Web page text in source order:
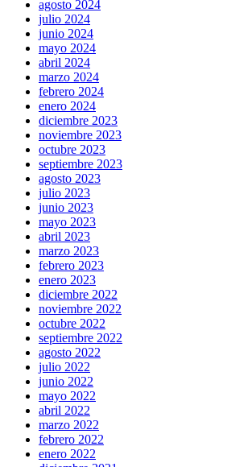
agosto 2024
julio 2024
junio 2024
mayo 2024
abril 2024
marzo 2024
febrero 2024
enero 2024
diciembre 2023
noviembre 2023
octubre 2023
septiembre 2023
agosto 2023
julio 2023
junio 2023
mayo 2023
abril 2023
marzo 2023
febrero 2023
enero 2023
diciembre 2022
noviembre 2022
octubre 2022
septiembre 2022
agosto 2022
julio 2022
junio 2022
mayo 2022
abril 2022
marzo 2022
febrero 2022
enero 2022